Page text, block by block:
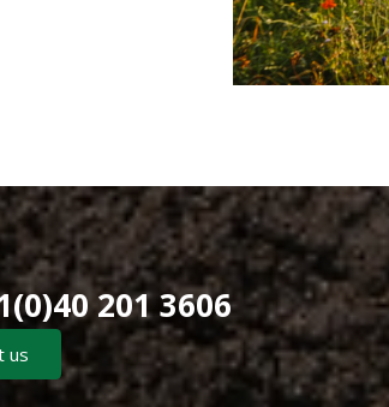
201 3606
us